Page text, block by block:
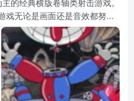
戏无论是画面还是音效都努...